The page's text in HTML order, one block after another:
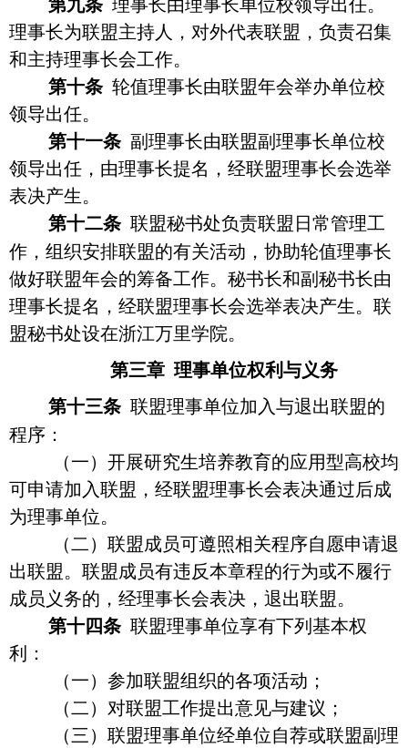
第九条 理事长由理事长单位校领导出任。
理事长为联盟主持人， 对外代表联盟， 负责召集
和主持理事长会工作。
第十条 轮值理事长由联盟年会举办单位校
领导出任。
第十一条 副理事长由联盟副理事长单位校
领导出任，由理事长提名，经联盟理事长会选举
表决产生。
第十二条 联盟秘书处负责联盟日常管理工
作，组织安排联盟的有关活动，协助轮值理事长
做好联盟年会的筹备工作。秘书长和副秘书长由
理事长提名，经联盟理事长会选举表决产生。联
盟秘书处设在浙江万里学院。
第三章 理事单位权利与义务
第十三条 联盟理事单位加入与退出联盟的
程序：
（一）开展研究生培养教育的应用型高校均
可申请加入联盟，经联盟理事长会表决通过后成
为理事单位。
（二）联盟成员可遵照相关程序自愿申请退
出联盟。联盟成员有违反本章程的行为或不履行
成员义务的，经理事长会表决，退出联盟。
第十四条 联盟理事单位享有下列基本权
利：
（一）参加联盟组织的各项活动；
（二）对联盟工作提出意见与建议；
（三）联盟理事单位经单位自荐或联盟副理